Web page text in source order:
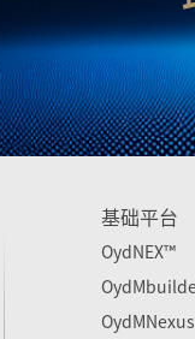
基础平台
OydNEX™